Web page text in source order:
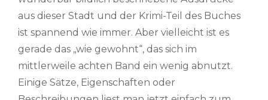
aus dieser Stadt und der Krimi-Teil des Buches
ist spannend wie immer. Aber vielleicht ist es
gerade das „wie gewohnt“, das sich im
mittlerweile achten Band ein wenig abnutzt.
Einige Sätze, Eigenschaften oder